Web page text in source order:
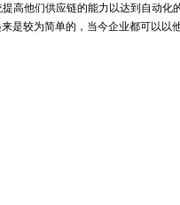
他们供应链的能力以达到自动化
是较为简单的，当今企业都可以以